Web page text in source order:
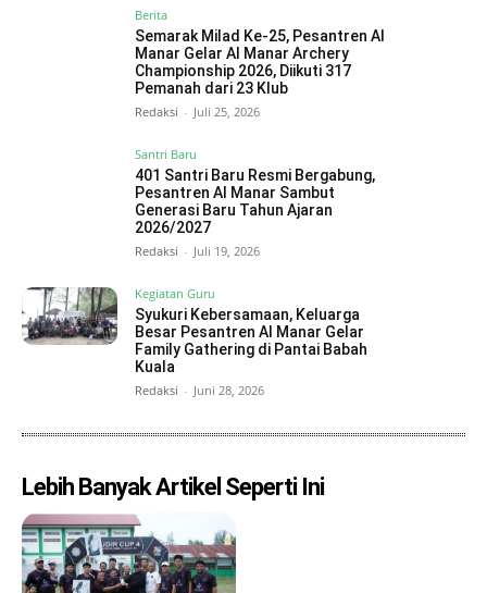
Berita
Semarak Milad Ke-25, Pesantren Al
Manar Gelar Al Manar Archery
Championship 2026, Diikuti 317
Pemanah dari 23 Klub
Redaksi - Juli 25, 2026
Santri Baru
401 Santri Baru Resmi Bergabung,
Pesantren Al Manar Sambut
Generasi Baru Tahun Ajaran
2026/2027
Redaksi - Juli 19, 2026
Kegiatan Guru
Syukuri Kebersamaan, Keluarga
Besar Pesantren Al Manar Gelar
Family Gathering di Pantai Babah
Kuala
Redaksi - Juni 28, 2026
Lebih Banyak Artikel Seperti Ini